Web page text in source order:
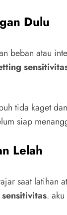
Dulu
beban atau
tida kaget
siap
Lelah
saat latihan
.